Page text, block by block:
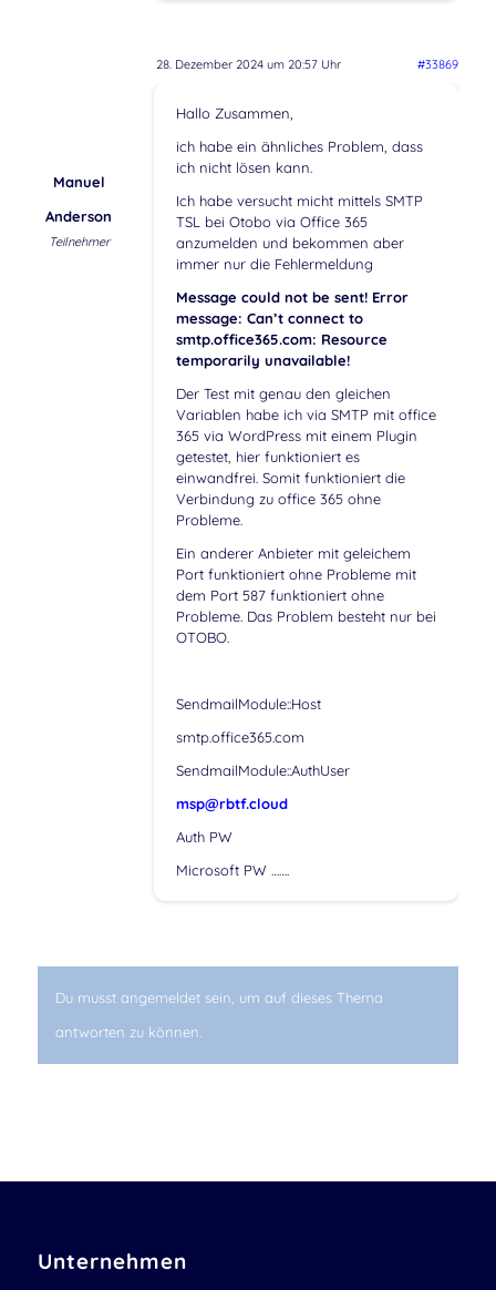
28. Dezember 2024 um 20:57 Uhr #33869
Manuel
Anderson
Teilnehmer
Hallo Zusammen,
ich habe ein ähnliches Problem, dass
ich nicht lösen kann.
Ich habe versucht micht mittels SMTP
TSL bei Otobo via Office 365
anzumelden und bekommen aber
immer nur die Fehlermeldung
Message could not be sent! Error
message: Can’t connect to
smtp.office365.com: Resource
temporarily unavailable!
Der Test mit genau den gleichen
Variablen habe ich via SMTP mit office
365 via WordPress mit einem Plugin
getestet, hier funktioniert es
einwandfrei. Somit funktioniert die
Verbindung zu office 365 ohne
Probleme.
Ein anderer Anbieter mit geleichem
Port funktioniert ohne Probleme mit
dem Port 587 funktioniert ohne
Probleme. Das Problem besteht nur bei
OTOBO.
SendmailModule::Host
smtp.office365.com
SendmailModule::AuthUser
msp@rbtf.cloud
Auth PW
Microsoft PW …….
Du musst angemeldet sein, um auf dieses Thema
antworten zu können.
Unternehmen